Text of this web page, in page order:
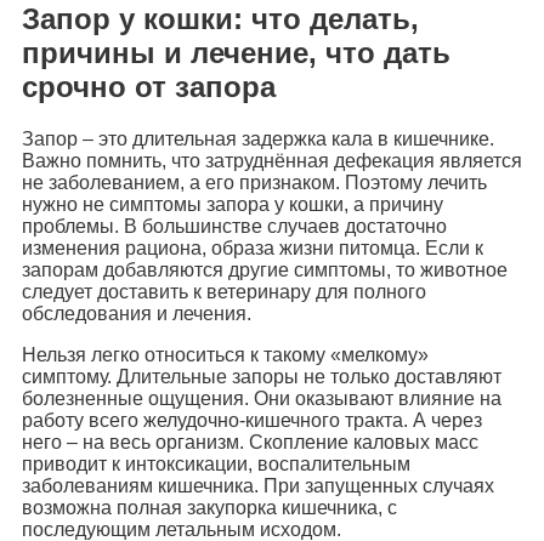
Запор у кошки: что делать,
причины и лечение, что дать
срочно от запора
Запор – это длительная задержка кала в кишечнике.
Важно помнить, что затруднённая дефекация является
не заболеванием, а его признаком. Поэтому лечить
нужно не симптомы запора у кошки, а причину
проблемы. В большинстве случаев достаточно
изменения рациона, образа жизни питомца. Если к
запорам добавляются другие симптомы, то животное
следует доставить к ветеринару для полного
обследования и лечения.
Нельзя легко относиться к такому «мелкому»
симптому. Длительные запоры не только доставляют
болезненные ощущения. Они оказывают влияние на
работу всего желудочно-кишечного тракта. А через
него – на весь организм. Скопление каловых масс
приводит к интоксикации, воспалительным
заболеваниям кишечника. При запущенных случаях
возможна полная закупорка кишечника, с
последующим летальным исходом.